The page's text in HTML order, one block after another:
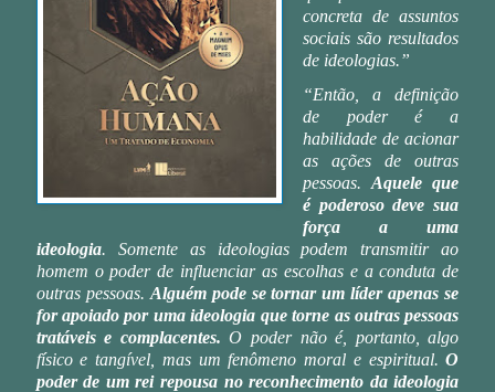
concreta de assuntos
sociais são resultados
de ideologias.”
“Então, a definição
de poder é a
habilidade de acionar
as ações de outras
pessoas. Aquele que
é poderoso deve sua
força a uma
ideologia. Somente as ideologias podem transmitir ao
homem o poder de influenciar as escolhas e a conduta de
outras pessoas. Alguém pode se tornar um líder apenas se
for apoiado por uma ideologia que torne as outras pessoas
tratáveis e complacentes.O poder não é, portanto, algo
físico e tangível, mas um fenômeno moral e espiritual.O
poder de um rei repousa no reconhecimento da ideologia